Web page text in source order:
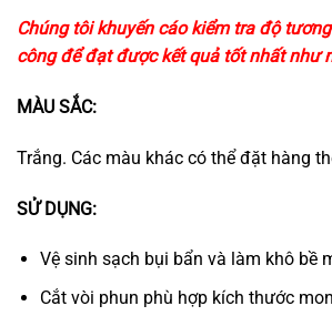
Chúng tôi khuyến cáo kiểm tra độ
công để đạt được kết quả tốt nhất như
MÀU SẮC:
Trắng. Các màu khác có thể đặt hàng
SỬ DỤNG:
Vệ sinh sạch bụi bẩn và làm khô bề
Cắt vòi phun phù hợp kích thước